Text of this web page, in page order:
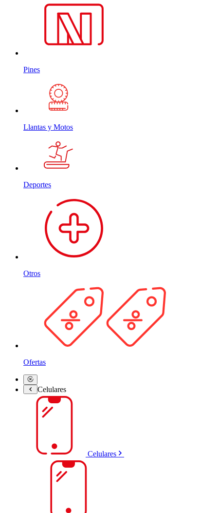
Pines
Llantas y Motos
Deportes
Otros
Ofertas
Celulares
Celulares